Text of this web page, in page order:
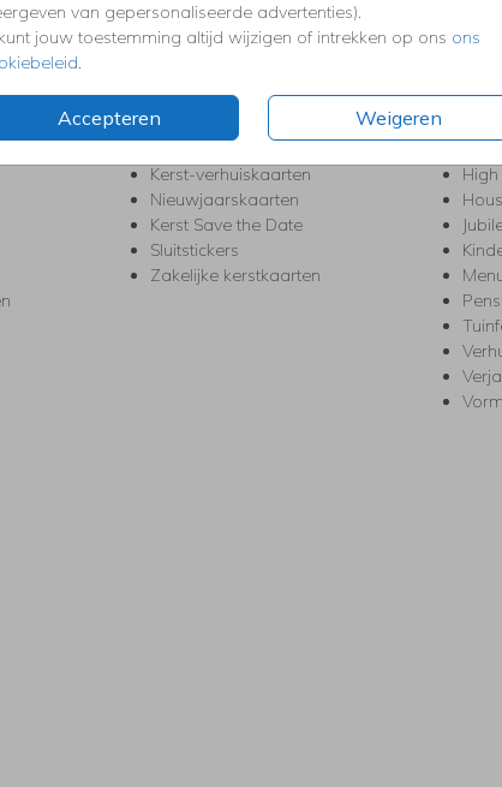
van gepersonaliseerde advertenties).
kunt jouw toestemming altijd wijzigen of intrekken op ons ons
.
Accepteren Weigeren
KERST
Kerstkaarten
Kerstdiner uitnodigingen
Kerstmenukaarten
Kerst-verhuiskaarten
Nieuwjaarskaarten
Kerst Save the Date
Sluitstickers
Zakelijke kerstkaarten